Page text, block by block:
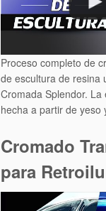
Proceso completo de
de escultura de resina
Cromada Splendor. La
hecha a partir de
Cromado
para